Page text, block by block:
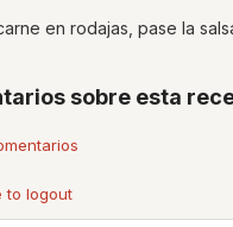
en rodajas, pase la
sobre esta
to logout